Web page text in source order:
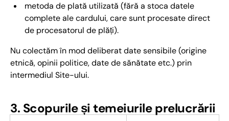
metoda de plată utilizată (fără a stoca datele
complete ale cardului, care sunt procesate direct
de procesatorul de plăți).
Nu colectăm în mod deliberat date sensibile (origine
etnică, opinii politice, date de sănătate etc.) prin
intermediul Site-ului.
3. Scopurile și temeiurile prelucrării